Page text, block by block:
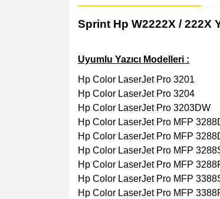
Sprint Hp W2222X / 222X
Uyumlu Yazıcı Modelleri :
Hp Color LaserJet Pro 3201
Hp Color LaserJet Pro 3204
Hp Color LaserJet Pro 3203DW
Hp Color LaserJet Pro MFP
Hp Color LaserJet Pro MFP
Hp Color LaserJet Pro MFP
Hp Color LaserJet Pro MFP
Hp Color LaserJet Pro MFP
Hp Color LaserJet Pro MFP